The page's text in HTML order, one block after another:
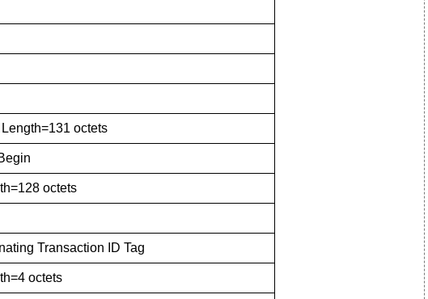
Length=131 octets
octets
Transaction ID Tag
octets